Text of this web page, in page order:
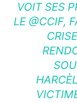
VOIT SES
LE @CCIF,